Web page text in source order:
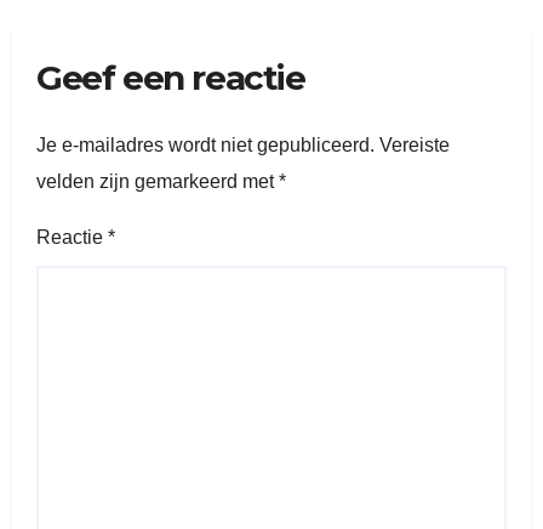
Geef een reactie
Je e-mailadres wordt niet gepubliceerd. Vereiste
velden zijn gemarkeerd met*
Reactie *